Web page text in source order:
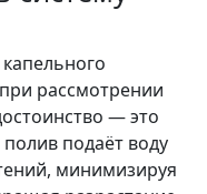
рассмотрении
— это
подаёт воду
минимизируя